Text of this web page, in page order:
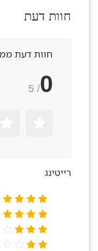
חוות דעת
חוות דעת
0
/ 5
רייטינג